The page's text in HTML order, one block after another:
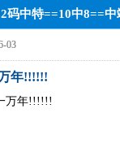
码中特==10中8==
03
年!!!!!!
万年!!!!!!